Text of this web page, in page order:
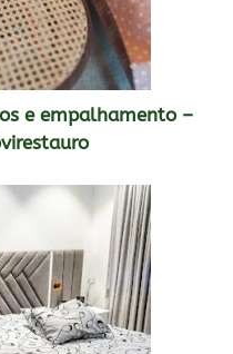
e empalhamento –